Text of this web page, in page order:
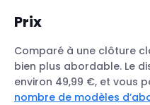
Prix
Comparé à une clôture
bien plus abordable. Le
environ 49,99 €, et vous
nombre de modèles